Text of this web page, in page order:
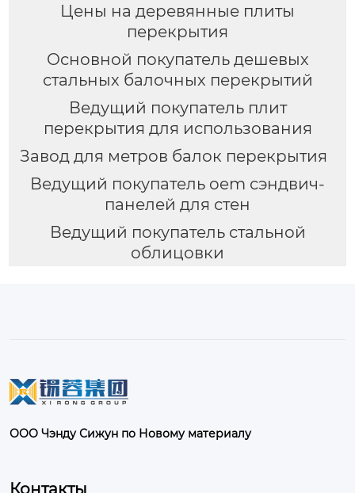
Цены на деревянные плиты
перекрытия
Основной покупатель дешевых
стальных балочных перекрытий
Ведущий покупатель плит
перекрытия для использования
Завод для метров балок перекрытия
Ведущий покупатель oem сэндвич-
панелей для стен
Ведущий покупатель стальной
облицовки
ООО Чэнду Сижун по Новому материалу